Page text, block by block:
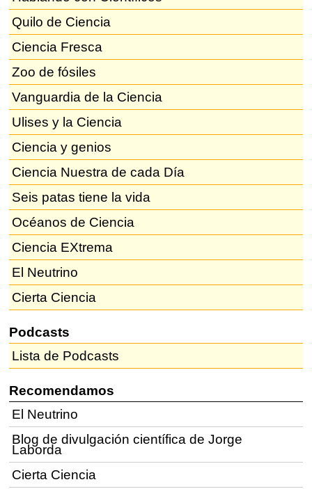
Quilo de Ciencia
Ciencia Fresca
Zoo de fósiles
Vanguardia de la Ciencia
Ulises y la Ciencia
Ciencia y genios
Ciencia Nuestra de cada Día
Seis patas tiene la vida
Océanos de Ciencia
Ciencia EXtrema
El Neutrino
Cierta Ciencia
Podcasts
Lista de Podcasts
Recomendamos
El Neutrino
Blog de divulgación científica de Jorge
Laborda
Cierta Ciencia